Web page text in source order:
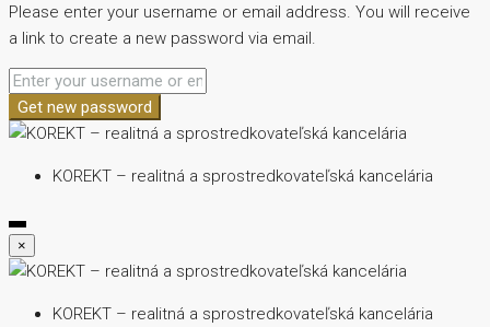
Please enter your username or email address. You will receive
a link to create a new password via email.
Get new password
KOREKT – realitná a sprostredkovateľská kancelária
×
KOREKT – realitná a sprostredkovateľská kancelária